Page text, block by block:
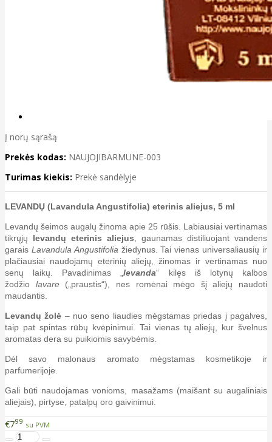
Į norų sąrašą
Prekės kodas: NAUJOJIBARMUNE-003
Turimas kiekis: Prekė sandėlyje
LEVANDŲ (Lavandula Angustifolia) eterinis aliejus, 5 ml
Levandų šeimos augalų žinoma apie 25 rūšis. Labiausiai vertinamas
tikrųjų levandų eterinis aliejus , gaunamas distiliuojant vandens
garais Lavandula Angustifolia žiedynus. Tai vienas universaliausių ir
plačiausiai naudojamų eterinių aliejų, žinomas ir vertinamas nuo
senų laikų. Pavadinimas „levanda“ kilęs iš lotynų kalbos
žodžio lavare(„praustis“), nes romėnai mėgo šį aliejų naudoti
maudantis.
Levandų žolė – nuo seno liaudies mėgstamas priedas į pagalves,
taip pat spintas rūbų kvėpinimui. Tai vienas tų aliejų, kur švelnus
aromatas dera su puikiomis savybėmis.
Dėl savo malonaus aromato mėgstamas kosmetikoje ir
parfumerijoje.
Gali būti naudojamas vonioms, masažams (maišant su augaliniais
aliejais), pirtyse, patalpų oro gaivinimui.
€799 su PVM